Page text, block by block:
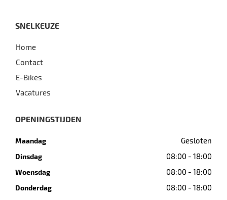
SNELKEUZE
Home
Contact
E-Bikes
Vacatures
OPENINGSTIJDEN
Maandag Gesloten
Dinsdag 08:00 - 18:00
Woensdag 08:00 - 18:00
Donderdag 08:00 - 18:00